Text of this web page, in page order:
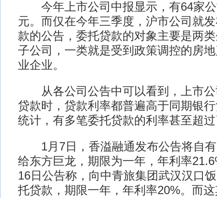
今年上市公司中报显示，有64家公
元。而仅在今年三季度，沪市公司就
款的公告，委托贷款的对象主要是两
子公司，一类就是受到政策调控的房
业企业。
从各公司公告中可以看到，上市公
贷款时，贷款利率都普遍高于同期银
统计，有多笔委托贷款的利率甚至超
1月7日，香溢融通发布公告将自有
给东方巨龙，期限为一年，年利率
16日公告称，向中青旅集团武汉汉口
托贷款，期限一年，年利率20%。而